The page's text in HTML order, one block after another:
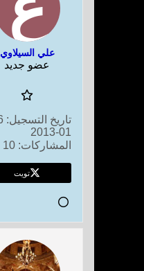
علي السيلاوي
عضو جديد
تاريخ التسجيل:
01-2013
المشاركات: 10
تويت